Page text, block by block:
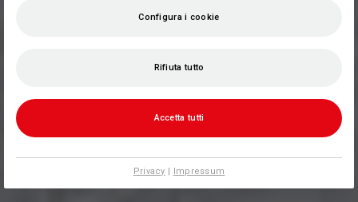
Configura i cookie
Rifiuta tutto
Accetta tutti
Privacy | Impressum